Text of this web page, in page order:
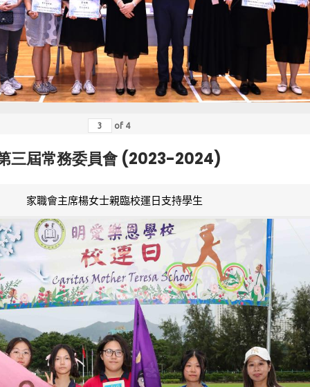
of 4
三屆常務委員會 (2023-2024)
家職會主席楊女士親臨校運日支持學生